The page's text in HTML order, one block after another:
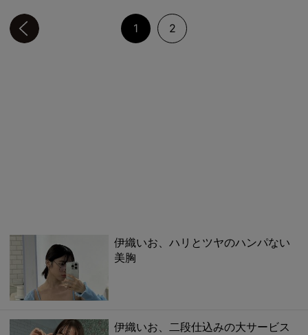
1 2
伊織いお、ハリとツヤのハンパない
美胸
伊織いお、二段仕込みの大サービス